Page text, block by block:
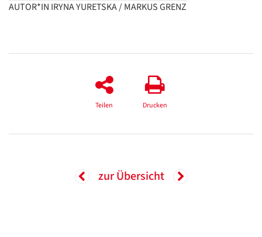
AUTOR*IN IRYNA YURETSKA / MARKUS GRENZ
Teilen Drucken
zur Übersicht